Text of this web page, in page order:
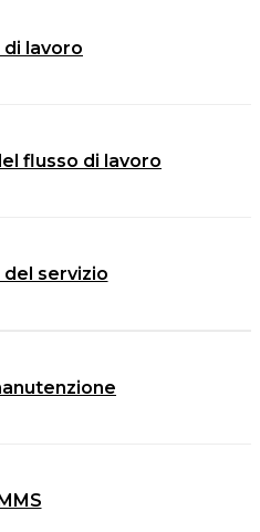
di lavoro
flusso di lavoro
del servizio